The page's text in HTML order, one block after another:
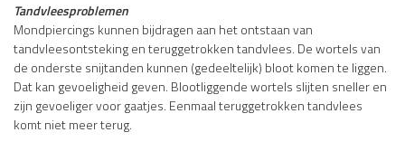
Tandvleesproblemen
Mondpiercings kunnen bijdragen aan het ontstaan van
tandvleesontsteking en teruggetrokken tandvlees. De wortels van
de onderste snijtanden kunnen (gedeeltelijk) bloot komen te liggen.
Dat kan gevoeligheid geven. Blootliggende wortels slijten sneller en
zijn gevoeliger voor gaatjes. Eenmaal teruggetrokken tandvlees
komt niet meer terug.